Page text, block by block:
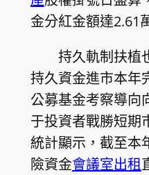
金分紅金額達2.61
持久軌制扶植
持久資金進市本年
公募基金考察導向
于投資者戰勝短期
統計顯示，截至本
險資金會議室出租